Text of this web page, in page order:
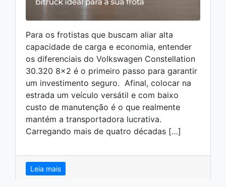
Para os frotistas que buscam aliar alta
capacidade de carga e economia, entender
os diferenciais do Volkswagen Constellation
30.320 8×2 é o primeiro passo para garantir
um investimento seguro. Afinal, colocar na
estrada um veículo versátil e com baixo
custo de manutenção é o que realmente
mantém a transportadora lucrativa.
Carregando mais de quatro décadas […]
Leia mais